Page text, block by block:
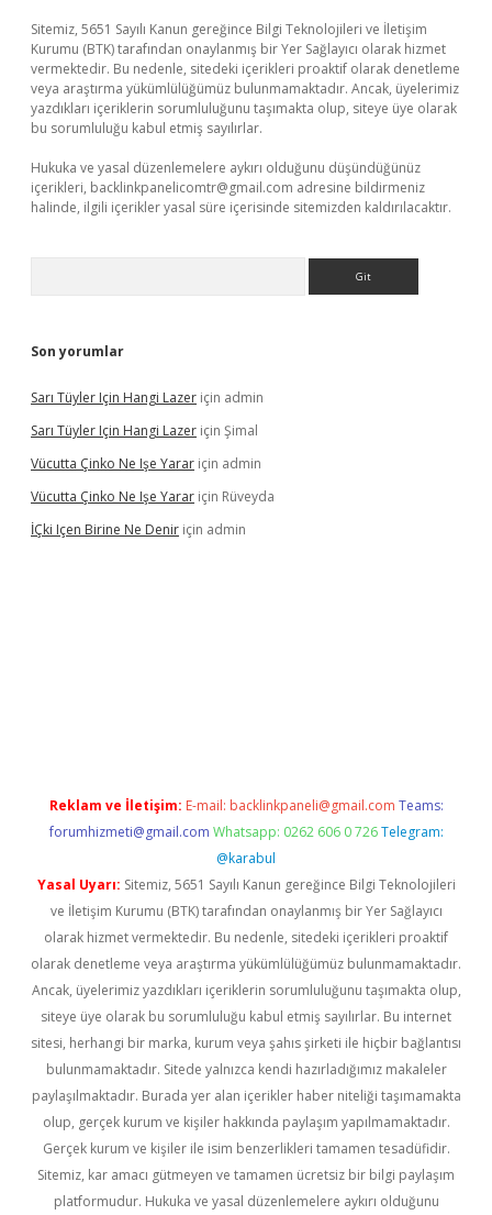
Sitemiz, 5651 Sayılı Kanun gereğince Bilgi Teknolojileri ve İletişim
Kurumu (BTK) tarafından onaylanmış bir Yer Sağlayıcı olarak hizmet
vermektedir. Bu nedenle, sitedeki içerikleri proaktif olarak denetleme
veya araştırma yükümlülüğümüz bulunmamaktadır. Ancak, üyelerimiz
yazdıkları içeriklerin sorumluluğunu taşımakta olup, siteye üye olarak
bu sorumluluğu kabul etmiş sayılırlar.
Hukuka ve yasal düzenlemelere aykırı olduğunu düşündüğünüz
içerikleri, backlinkpanelicomtr@gmail.com adresine bildirmeniz
halinde, ilgili içerikler yasal süre içerisinde sitemizden kaldırılacaktır.
Son yorumlar
Sarı Tüyler Için Hangi Lazer için admin
Sarı Tüyler Için Hangi Lazer için Şimal
Vücutta Çinko Ne Işe Yarar için admin
Vücutta Çinko Ne Işe Yarar için Rüveyda
İÇki Içen Birine Ne Denir için admin
Reklam ve İletişim: E-mail: backlinkpaneli@gmail.com Teams:
forumhizmeti@gmail.com Whatsapp: 0262 606 0 726 Telegram:
@karabul
Yasal Uyarı: Sitemiz, 5651 Sayılı Kanun gereğince Bilgi Teknolojileri
ve İletişim Kurumu (BTK) tarafından onaylanmış bir Yer Sağlayıcı
olarak hizmet vermektedir. Bu nedenle, sitedeki içerikleri proaktif
olarak denetleme veya araştırma yükümlülüğümüz bulunmamaktadır.
Ancak, üyelerimiz yazdıkları içeriklerin sorumluluğunu taşımakta olup,
siteye üye olarak bu sorumluluğu kabul etmiş sayılırlar. Bu internet
sitesi, herhangi bir marka, kurum veya şahıs şirketi ile hiçbir bağlantısı
bulunmamaktadır. Sitede yalnızca kendi hazırladığımız makaleler
paylaşılmaktadır. Burada yer alan içerikler haber niteliği taşımamakta
olup, gerçek kurum ve kişiler hakkında paylaşım yapılmamaktadır.
Gerçek kurum ve kişiler ile isim benzerlikleri tamamen tesadüfidir.
Sitemiz, kar amacı gütmeyen ve tamamen ücretsiz bir bilgi paylaşım
platformudur. Hukuka ve yasal düzenlemelere aykırı olduğunu